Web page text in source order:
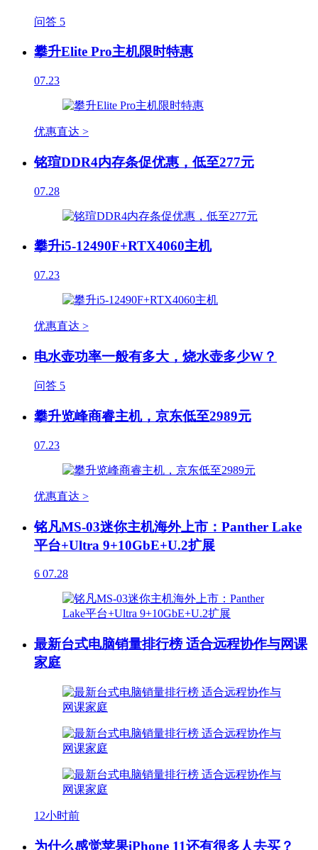
问答 5
攀升Elite Pro主机限时特惠
07.23
优惠直达 >
铭瑄DDR4内存条促优惠，低至277元
07.28
攀升i5-12490F+RTX4060主机
07.23
优惠直达 >
电水壶功率一般有多大，烧水壶多少W？
问答 5
攀升览峰商睿主机，京东低至2989元
07.23
优惠直达 >
铭凡MS-03迷你主机海外上市：Panther Lake
平台+Ultra 9+10GbE+U.2扩展
6 07.28
最新台式电脑销量排行榜 适合远程协作与网课
家庭
12小时前
为什么感觉苹果iPhone 11还有很多人去买？